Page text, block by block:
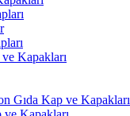
Kapakları
Gıda Kap ve Kapakları